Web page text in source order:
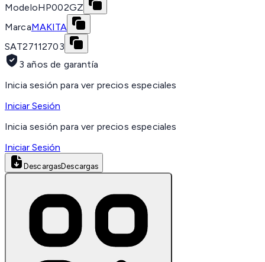
ModeloHP002GZ
MarcaMAKITA
SAT27112703
3 años de garantía
Inicia sesión para ver precios especiales
Iniciar Sesión
Inicia sesión para ver precios especiales
Iniciar Sesión
DescargasDescargas